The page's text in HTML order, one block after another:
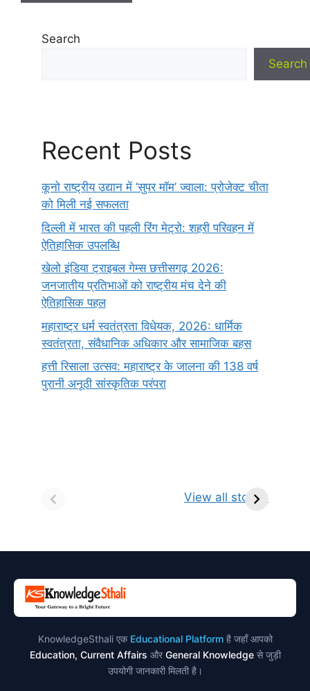
Search
Search
Recent Posts
कूनो राष्ट्रीय उद्यान में ‘सुपर मॉम’ ज्वाला: प्रोजेक्ट चीता
को मिली नई सफलता
दिल्ली में भारत की पहली रिंग मेट्रो: शहरी परिवहन में
ऐतिहासिक उपलब्धि
खेलो इंडिया ट्राइबल गेम्स छत्तीसगढ़ 2026:
जनजातीय प्रतिभाओं को राष्ट्रीय मंच देने की
ऐतिहासिक पहल
महाराष्ट्र धर्म स्वतंत्रता विधेयक, 2026: धार्मिक
स्वतंत्रता, संवैधानिक अधिकार और सामाजिक बहस
हत्ती रिसाला उत्सव: महाराष्ट्र के जालना की 138 वर्ष
पुरानी अनूठी सांस्कृतिक परंपरा
View all stories
किसे कहते है?
ज्योतिर्लिंग | नाम,
KnowledgeSthali एक Educational Platformहै जहाँ आपको
Education, Current Affairs और General Knowledgeसे जुड़ी
उपयोगी जानकारी मिलती है।